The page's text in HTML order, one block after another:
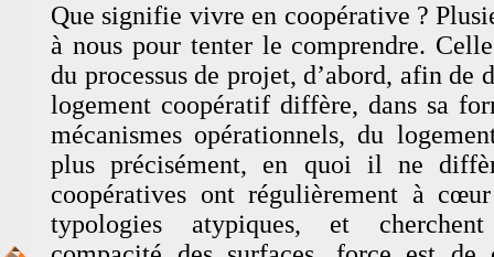
Que signifie vivre en coopérative ?
à nous pour tenter le comprendre.
du processus de projet, d’abord, afin de
logement coopératif diffère, dans sa
mécanismes opérationnels, du
plus précisément, en quoi il ne
coopératives ont régulièrement à
typologies atypiques, et